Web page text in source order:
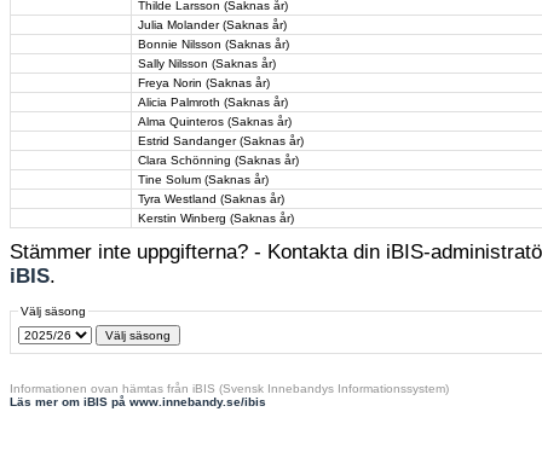
Thilde Larsson (Saknas år)
Julia Molander (Saknas år)
Bonnie Nilsson (Saknas år)
Sally Nilsson (Saknas år)
Freya Norin (Saknas år)
Alicia Palmroth (Saknas år)
Alma Quinteros (Saknas år)
Estrid Sandanger (Saknas år)
Clara Schönning (Saknas år)
Tine Solum (Saknas år)
Tyra Westland (Saknas år)
Kerstin Winberg (Saknas år)
Stämmer inte uppgifterna? - Kontakta din iBIS-
iBIS.
Välj säsong
Informationen ovan hämtas från iBIS (Svensk Innebandys Informationssystem)
Läs mer om iBIS på www.innebandy.se/ibis